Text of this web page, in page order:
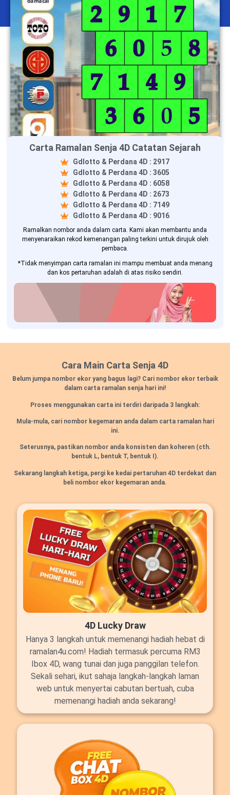
Carta Ramalan Senja 4D Catatan Sejarah
Gdlotto & Perdana 4D : 2917
Gdlotto & Perdana 4D : 3605
Gdlotto & Perdana 4D : 6058
Gdlotto & Perdana 4D : 2673
Gdlotto & Perdana 4D : 7149
Gdlotto & Perdana 4D : 9016
Ramalkan nombor anda dalam carta. Kami akan membantu anda
menyenaraikan rekod kemenangan paling terkini untuk dirujuk oleh
pembaca.
*Tidak menyimpan carta ramalan ini mampu membuat anda menang
dan kos pertaruhan adalah di atas risiko sendiri.
Cara Main Carta Senja 4D
Belum jumpa nombor ekor yang bagus lagi? Cari nombor ekor terbaik
dalam carta ramalan senja hari ini!
Proses menggunakan carta ini terdiri daripada 3 langkah:
Mula-mula, cari nombor kegemaran anda dalam carta ramalan hari
ini.
Seterusnya, pastikan nombor anda konsisten dan koheren (cth.
bentuk L, bentuk T, bentuk I).
Sekarang langkah ketiga, pergi ke kedai pertaruhan 4D terdekat dan
beli nombor ekor kegemaran anda.
4D Lucky Draw
Hanya 3 langkah untuk memenangi hadiah hebat di
ramalan4u.com! Hadiah termasuk percuma RM3
Ibox 4D, wang tunai dan juga panggilan telefon.
Sekali sehari, ikut sahaja langkah-langkah laman
web untuk menyertai cabutan bertuah, cuba
memenangi hadiah anda sekarang!